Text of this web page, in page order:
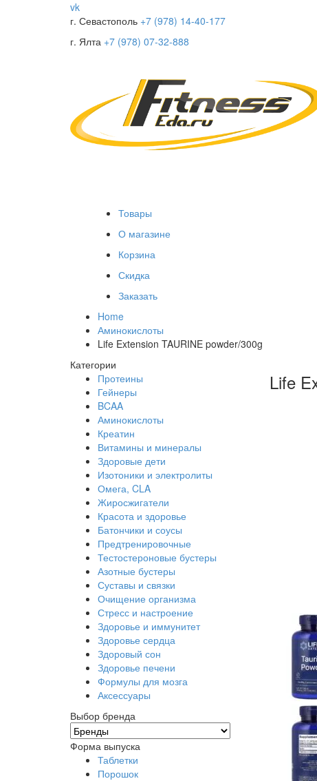
vk
г. Севастополь +7 (978) 14-40-177
г. Ялта +7 (978) 07-32-888
Товары
О магазине
Корзина
Скидка
Заказать
Home
Аминокислоты
Life Extension TAURINE powder/300g
Категории
Протеины
Гейнеры
BCAA
Аминокислоты
Креатин
Витамины и минералы
Здоровые дети
Изотоники и электролиты
Омега, CLA
Жиросжигатели
Красота и здоровье
Батончики и соусы
Предтренировочные
Тестостероновые бустеры
Азотные бустеры
Суставы и связки
Очищение организма
Стресс и настроение
Здоровье и иммунитет
Здоровье сердца
Здоровый сон
Здоровье печени
Формулы для мозга
Аксессуары
Выбор бренда
Форма выпуска
Таблетки
Порошок
Life